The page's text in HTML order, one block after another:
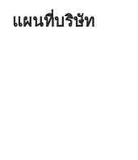
แผนที่บริษัท